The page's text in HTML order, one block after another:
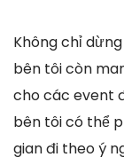
Không chỉ
bên tôi còn
cho các event
bên tôi có thể
gian đi theo ý